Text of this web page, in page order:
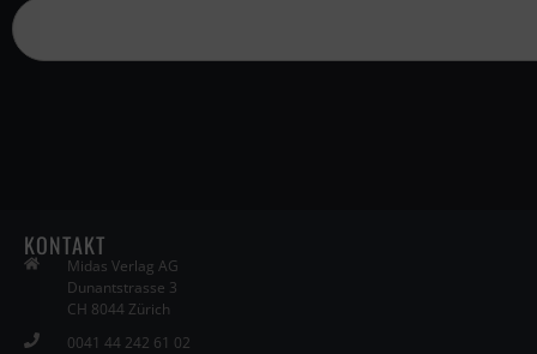
KONTAKT
Midas Verlag AG
Dunantstrasse 3
CH 8044 Zürich
0041 44 242 61 02